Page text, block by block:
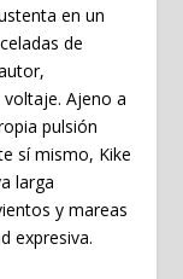
en un
de
Ajeno a
pulsión
sí mismo, Kike
larga
y mareas
expresiva.